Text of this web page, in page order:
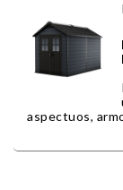
aspectuos,